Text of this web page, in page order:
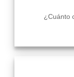
¿Cuánto